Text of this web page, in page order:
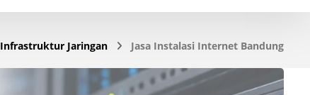
Infrastruktur Jaringan Jasa Instalasi Internet Bandung